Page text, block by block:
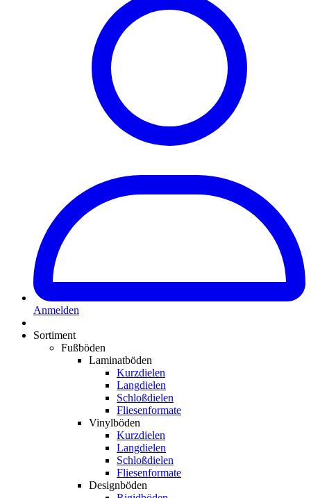
Anmelden
Sortiment
Fußböden
Laminatböden
Kurzdielen
Langdielen
Schloßdielen
Fliesenformate
Vinylböden
Kurzdielen
Langdielen
Schloßdielen
Fliesenformate
Designböden